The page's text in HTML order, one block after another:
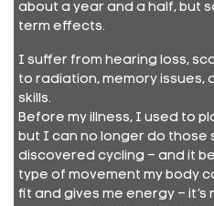
about a year and a half, but
term effects.
I suffer from hearing loss,
to radiation, memory issues,
skills.
Before my illness, I used to
but I can no longer do those
discovered cycling – and it
type of movement my body
fit and gives me energy – it’s